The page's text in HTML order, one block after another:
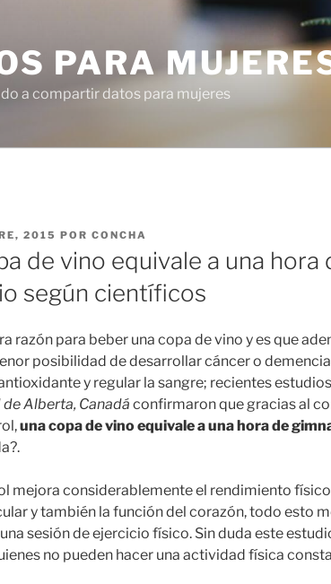
PARA
a compartir datos para mujeres
2015 POR CONCHA
de vino equivale a una hora
según científicos
razón para beber una copa de vino y es que
posibilidad de desarrollar cáncer o
y regular la sangre; recientes
Alberta, Canadá confirmaron que gracias al
una copa de vino equivale a una hora de
mejora considerablemente el rendimiento
y también la función del corazón, todo esto
sesión de ejercicio físico. Sin duda este
no pueden hacer una actividad física